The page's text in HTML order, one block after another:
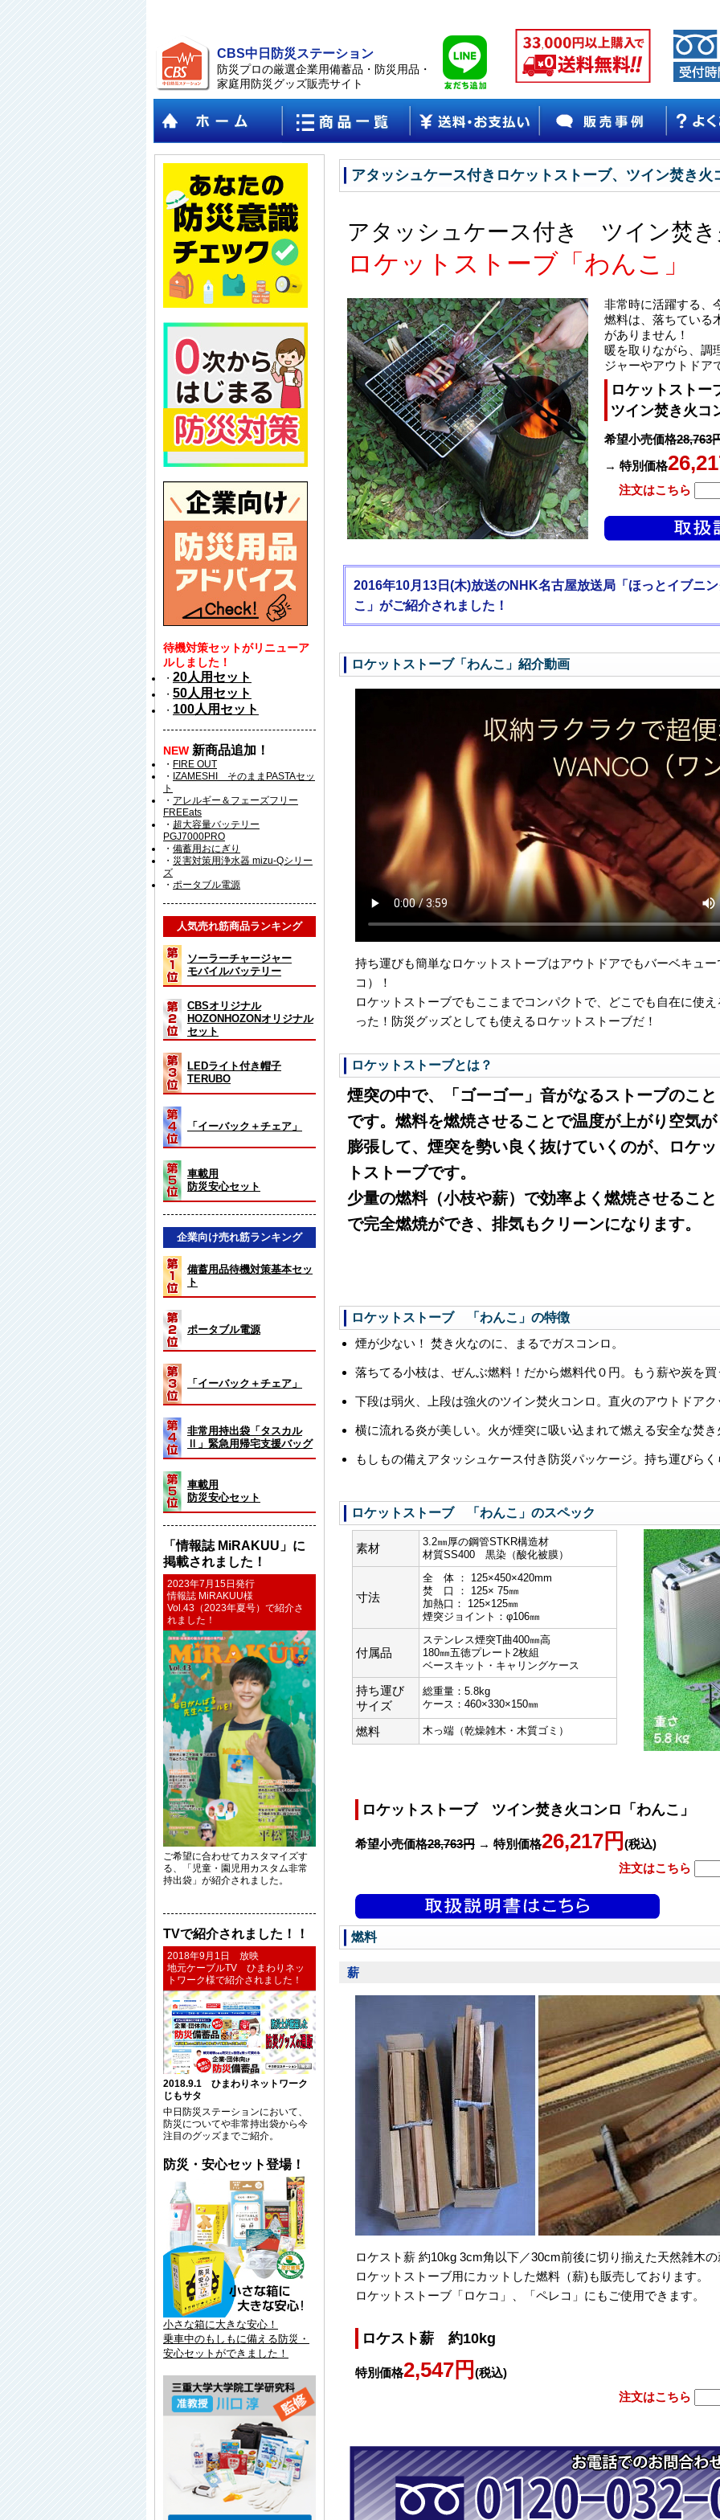
CBS中日防災ステーション
防災プロの厳選企業用備蓄品・防災用品・
家庭用防災グッズ販売サイト
アタッシュケース付きロケットストーブ、ツイン焚き火
アタッシュケース付き ツイン焚
ロケットストーブ「わんこ」
非常時に活躍する、
燃料は、落ちている
がありません！
暖を取りながら、調
ジャーやアウトドア
ロケットストー
ツイン焚き火コ
希望小売価格28,763
→ 特別価格
注文はこちら
2016年10月13日(木)放送のNHK名古屋放送局「ほっとイブニ
こ」がご紹介されました！
ロケットストーブ「わんこ」紹介動画
持ち運びも簡単なロケットストーブはアウトドアでもバーベキュ
コ）！
ロケットストーブでもここまでコンパクトで、どこでも自在に使
った！防災グッズとしても使えるロケットストーブだ！
ロケットストーブとは？
煙突の中で、「ゴーゴー」音がなるストーブのこと
です。燃料を燃焼させることで温度が上がり空気が
膨張して、煙突を勢い良く抜けていくのが、ロケッ
トストーブです。
少量の燃料（小枝や薪）で効率よく燃焼させること
で完全燃焼ができ、排気もクリーンになります。
ロケットストーブ 「わんこ」の特徴
煙が少ない！ 焚き火なのに、まるでガスコンロ。
落ちてる小枝は、ぜんぶ燃料！だから燃料代０円。もう薪や炭を
下段は弱火、上段は強火のツイン焚火コンロ。直火のアウトドア
横に流れる炎が美しい。火が煙突に吸い込まれて燃える安全な焚き
もしもの備えアタッシュケース付き防災パッケージ。持ち運びらく
ロケットストーブ 「わんこ」のスペック
素材
3.2㎜厚の鋼管STKR構造材
材質SS400 黒染（酸化被膜）
寸法
全 体 ： 125×450×420mm
焚 口 ： 125× 75㎜
加熱口： 125×125㎜
煙突ジョイント：φ106㎜
付属品
ステンレス煙突T曲400㎜高
180㎜五徳プレート2枚組
ベースキット・キャリングケース
持ち運び
サイズ
総重量：5.8kg
ケース：460×330×150㎜
燃料 木っ端（乾燥雑木・木質ゴミ）
ロケットストーブ ツイン焚き火コンロ「わんこ」
希望小売価格28,763円 → 特別価格26,217円 (税込)
注文はこちら
燃料
薪
ロケスト薪 約10kg 3cm角以下／30cm前後に切り揃えた天然雑木
ロケットストーブ用にカットした燃料（薪)も販売しております。
ロケットストーブ「ロケコ」、「ペレコ」にもご使用できます。
ロケスト薪 約10kg
特別価格2,547円 (税込)
注文はこちら
待機対策セットがリニューア
ルしました！
・ 20人用セット
・ 50人用セット
・ 100人用セット
NEW 新商品追加！
・ FIRE OUT
・ IZAMESHI そのままPASTAセッ
ト
・ アレルギー＆フェーズフリー
FREEats
・ 超大容量バッテリー
PGJ7000PRO
・ 備蓄用おにぎり
・ 災害対策用浄水器 mizu-Qシリー
ズ
・ ポータブル電源
人気売れ筋商品ランキング
ソーラーチャージャー
モバイルバッテリー
CBSオリジナル
HOZONHOZONオリジナル
セット
LEDライト付き帽子
TERUBO
「イーバック＋チェア」
車載用
防災安心セット
企業向け売れ筋ランキング
備蓄用品待機対策基本セッ
ト
ポータブル電源
「イーバック＋チェア」
非常用持出袋「タスカル
Ⅱ」緊急用帰宅支援バッグ
車載用
防災安心セット
「情報誌 MiRAKUU」に
掲載されました！
2023年7月15日発行
情報誌 MiRAKUU様
Vol.43（2023年夏号）で紹介さ
れました！
ご希望に合わせてカスタマイズす
る、「児童・園児用カスタム非常
持出袋」が紹介されました。
TVで紹介されました！！
2018年9月1日 放映
地元ケーブルTV ひまわりネッ
トワーク様で紹介されました！
2018.9.1 ひまわりネットワーク
じもサタ
中日防災ステーションにおいて、
防災についてや非常持出袋から今
注目のグッズまでご紹介。
防災・安心セット登場！
小さな箱に大きな安心！
乗車中のもしもに備える防災・
安心セットができました！